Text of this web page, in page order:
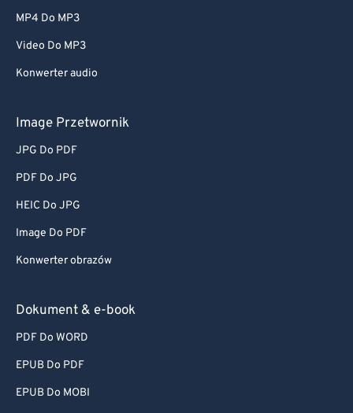
MP4 Do MP3
Video Do MP3
Konwerter audio
Image Przetwornik
JPG Do PDF
PDF Do JPG
HEIC Do JPG
Image Do PDF
Konwerter obrazów
Dokument & e-book
PDF Do WORD
EPUB Do PDF
EPUB Do MOBI